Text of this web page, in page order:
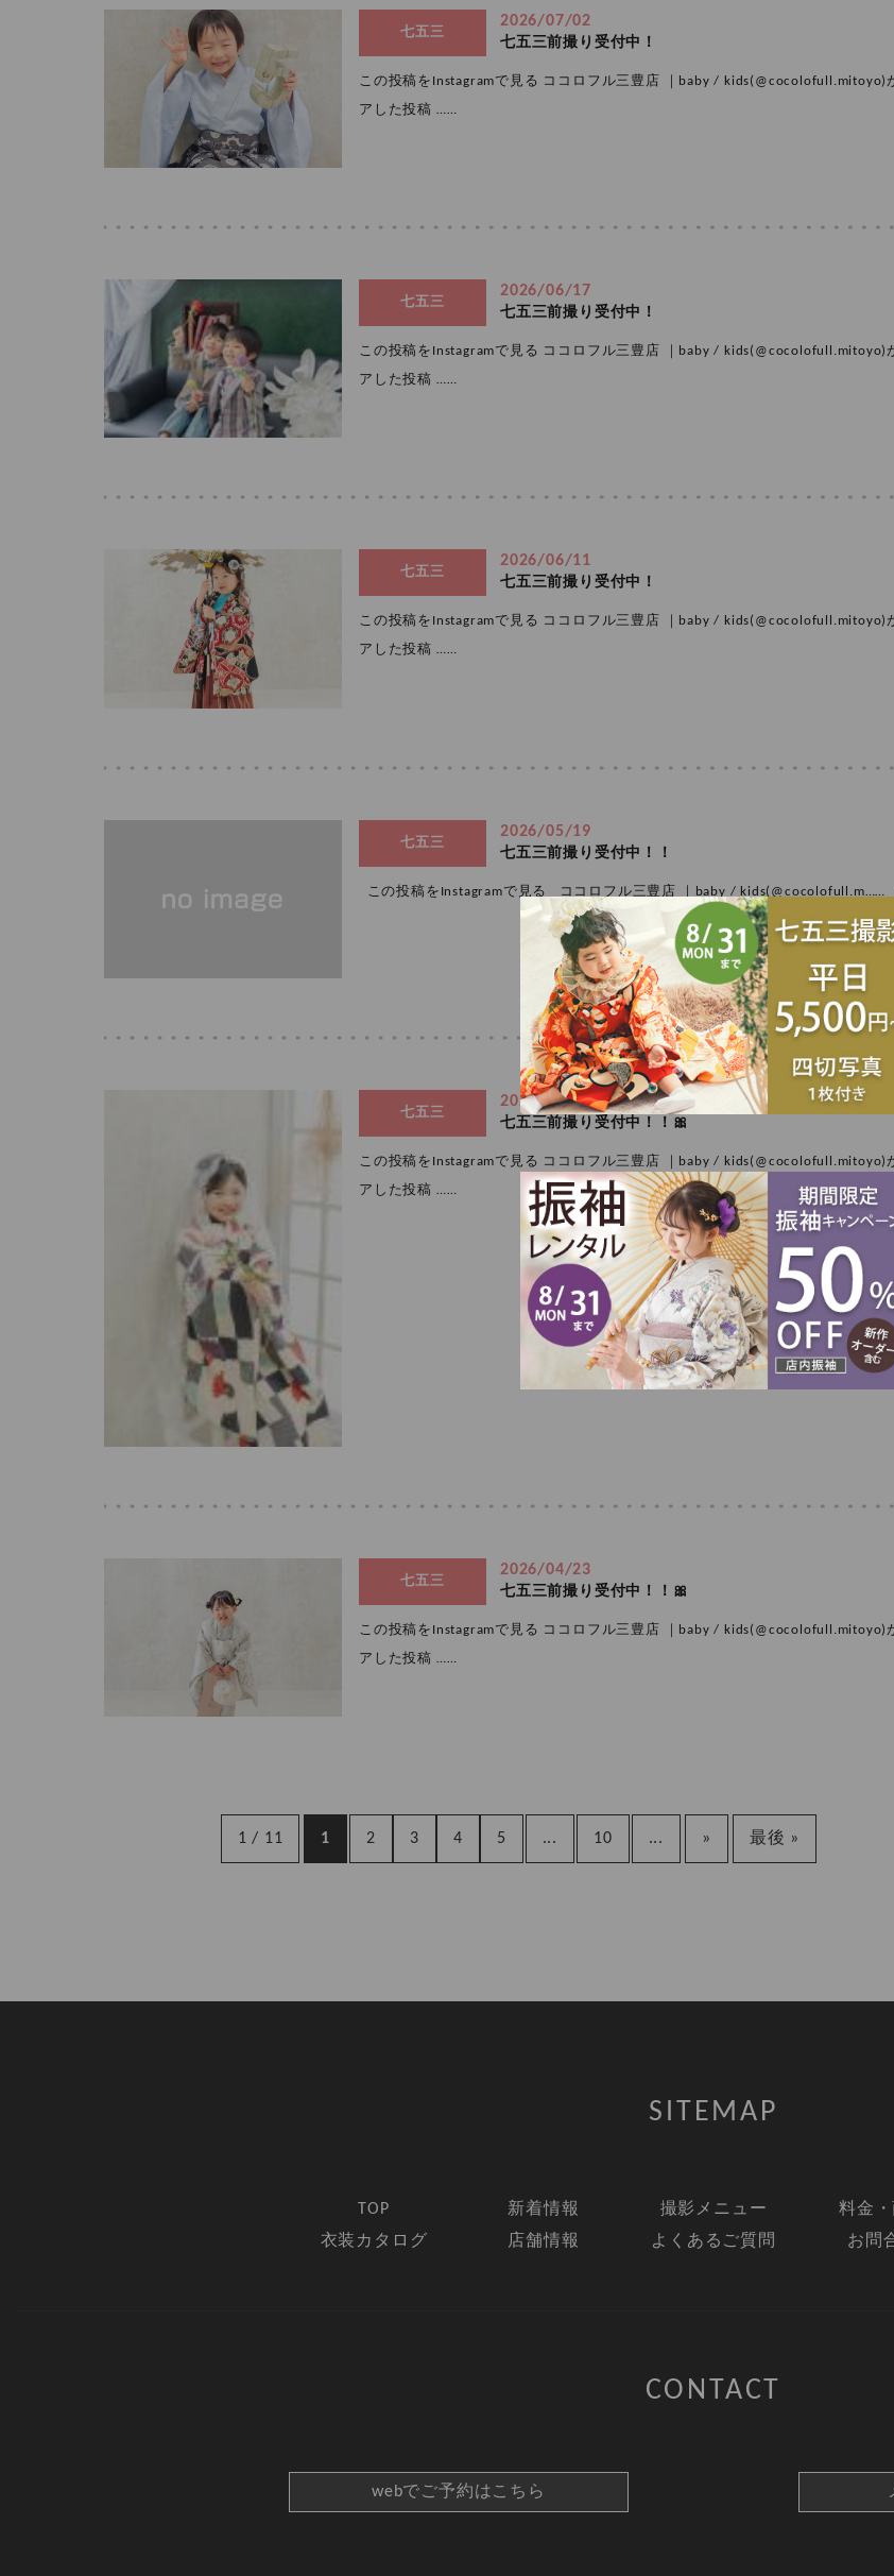
七五三
2026/07/02
七五三前撮り受付中！
この投稿をInstagramで見る ココロフル三豊店 ｜baby / kids(@cocolofull.mitoyo)
アした投稿 ……
七五三
2026/06/17
七五三前撮り受付中！
この投稿をInstagramで見る ココロフル三豊店 ｜baby / kids(@cocolofull.mitoyo)
アした投稿 ……
七五三
2026/06/11
七五三前撮り受付中！
この投稿をInstagramで見る ココロフル三豊店 ｜baby / kids(@cocolofull.mitoyo)
アした投稿 ……
七五三
2026/05/19
七五三前撮り受付中！！
この投稿をInstagramで見る ココロフル三豊店 ｜baby / kids(@cocolofull.m……
七五三
2026/05/14
七五三前撮り受付中！！🎀
この投稿をInstagramで見る ココロフル三豊店 ｜baby / kids(@cocolofull.mitoyo)
アした投稿 ……
七五三
2026/04/23
七五三前撮り受付中！！🎀
この投稿をInstagramで見る ココロフル三豊店 ｜baby / kids(@cocolofull.mitoyo)
アした投稿 ……
1 / 11 1 2 3 4 5 ... 10 ... » 最後 »
SITEMAP
TOP 新着情報 撮影メニュー 料金
衣装カタログ
店舗情報 よくあるご質問 お問
CONTACT
webでご予約はこちら